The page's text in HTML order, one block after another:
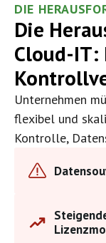
DIE
Die
Cloud-
Unternehmen
flexibel und
Kontrolle,